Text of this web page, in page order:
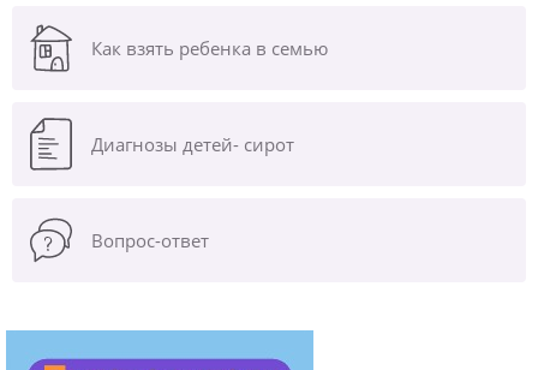
Как взять ребенка в семью
Диагнозы детей- сирот
Вопрос-ответ